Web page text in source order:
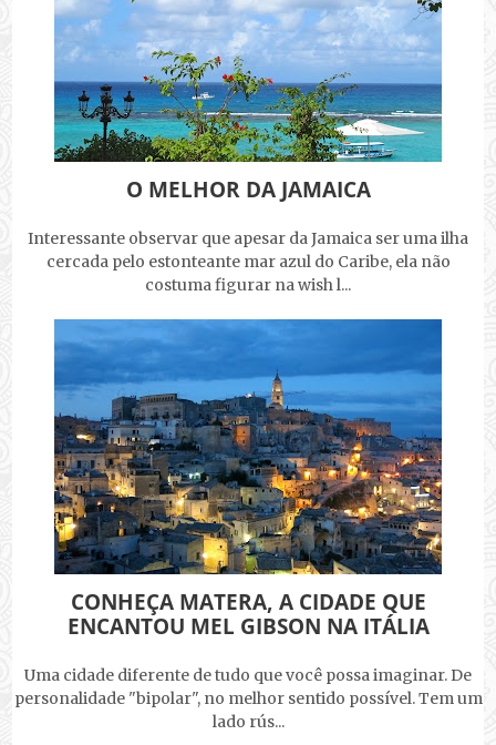
O MELHOR DA JAMAICA
Interessante observar que apesar da Jamaica ser uma ilha
cercada pelo estonteante mar azul do Caribe, ela não
costuma figurar na wish l...
CONHEÇA MATERA, A CIDADE QUE
ENCANTOU MEL GIBSON NA ITÁLIA
Uma cidade diferente de tudo que você possa imaginar. De
personalidade "bipolar", no melhor sentido possível. Tem um
lado rús...